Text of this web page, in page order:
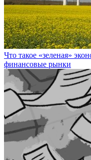
Что такое «зеленая»
финансовые рынки